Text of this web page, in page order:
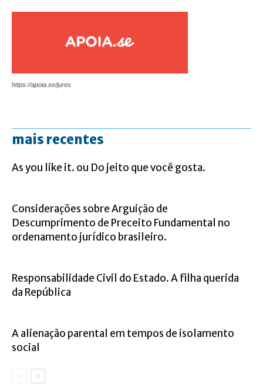
https://apoia.se/jures
mais recentes
As you like it. ou Do jeito que você gosta.
Considerações sobre Arguição de
Descumprimento de Preceito Fundamental no
ordenamento jurídico brasileiro.
Responsabilidade Civil do Estado. A filha querida
da República
A alienação parental em tempos de isolamento
social